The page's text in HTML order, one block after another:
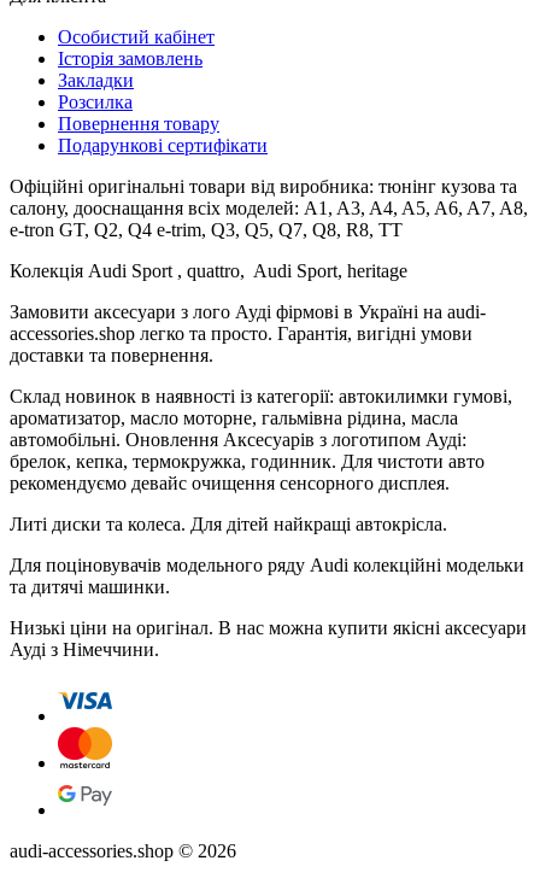
Особистий кабінет
Історія замовлень
Закладки
Розсилка
Повернення товару
Подарункові сертифікати
Офіційні оригінальні товари від виробника: тюнінг кузова та
салону, дооснащання всіх моделей: A1, A3, A4, A5, A6, A7, A8,
e-tron GT, Q2, Q4 e-trim, Q3, Q5, Q7, Q8, R8, TT
Колекція Audi Sport , quattro, Audi Sport, heritage
Замовити аксесуари з лого Ауді фірмові в Україні на audi-
accessories.shop легко та просто. Гарантія, вигідні умови
доставки та повернення.
Склад новинок в наявності із категорії: автокилимки гумові,
ароматизатор, масло моторне, гальмівна рідина, масла
автомобільні. Оновлення Аксесуарів з логотипом Ауді:
брелок, кепка, термокружка, годинник. Для чистоти авто
рекомендуємо девайс очищення сенсорного дисплея.
Литі диски та колеса. Для дітей найкращі автокрісла.
Для поціновувачів модельного ряду Audi колекційні модельки
та дитячі машинки.
Низькі ціни на оригінал. В нас можна купити якісні аксесуари
Ауді з Німеччини.
audi-accessories.shop © 2026